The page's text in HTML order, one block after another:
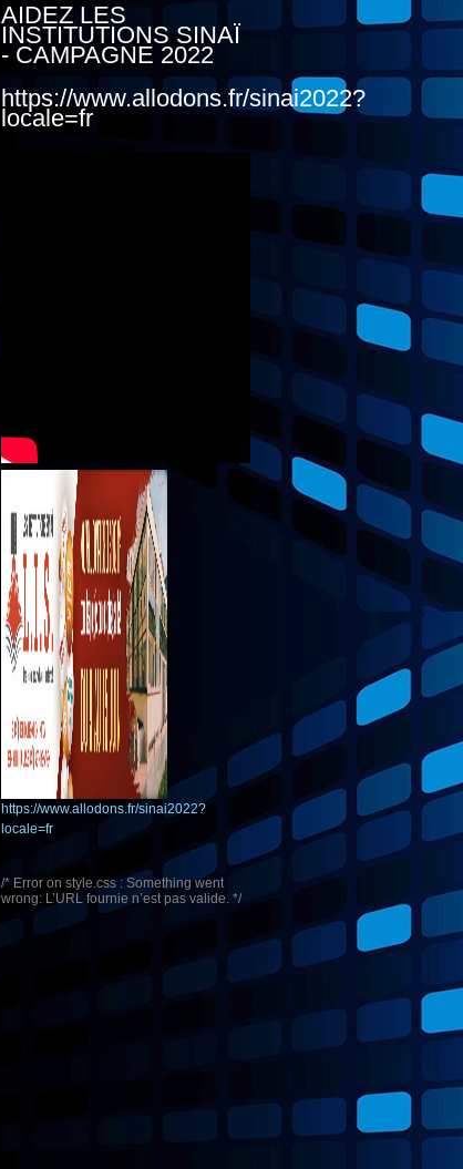
AIDEZ LES
INSTITUTIONS SINAÏ
- CAMPAGNE 2022
https://www.allodons.fr/sinai2022?
locale=fr
https://www.allodons.fr/sinai2022?
locale=fr
/* Error on style.css : Something went
wrong: L’URL fournie n’est pas valide. */